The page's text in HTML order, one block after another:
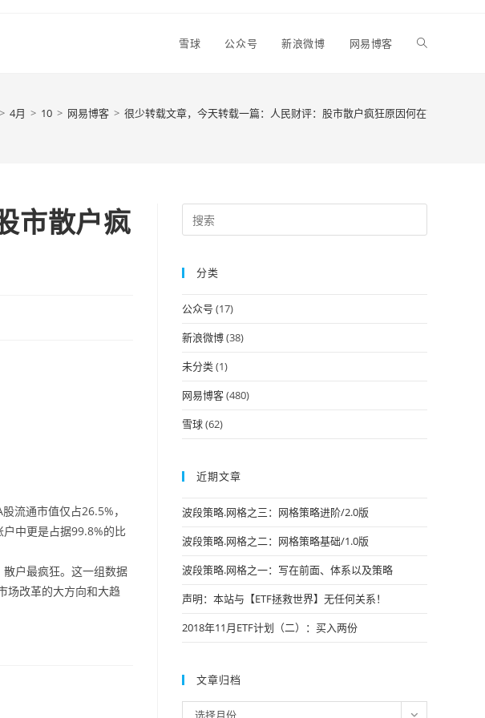
雪球 公众号 新浪微博 网易博客 Toggle
> 4月 > 10 > 网易博客 > 很少转载文章，今天转载一篇：人民财评：股市散户疯狂原因何在？
市散户疯
流通市值仅占26.5%，
中更是占据99.8%的比
户最疯狂。这一组数据
场改革的大方向和大趋
Escape
分类
公众号 (17)
新浪微博(38)
未分类(1)
网易博客(480)
雪球(62)
近期文章
波段策略.网格之三：网格策略进阶/2.0版
波段策略.网格之二：网格策略基础/1.0版
波段策略.网格之一：写在前面、体系以及策略
声明：本站与【ETF拯救世界】无任何关系！
2018年11月ETF计划（二）：买入两份
文章归档
选择月份